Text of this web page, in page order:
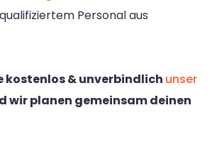
Personal aus
kostenlos & unverbindlich unser
wir planen gemeinsam deinen